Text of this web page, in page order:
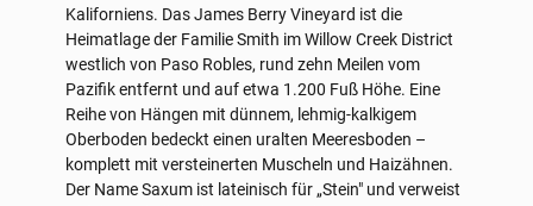
Kaliforniens. Das James Berry Vineyard ist die
Heimatlage der Familie Smith im Willow Creek District
westlich von Paso Robles, rund zehn Meilen vom
Pazifik entfernt und auf etwa 1.200 Fuß Höhe. Eine
Reihe von Hängen mit dünnem, lehmig-kalkigem
Oberboden bedeckt einen uralten Meeresboden –
komplett mit versteinerten Muscheln und Haizähnen.
Der Name Saxum ist lateinisch für „Stein" und verweist